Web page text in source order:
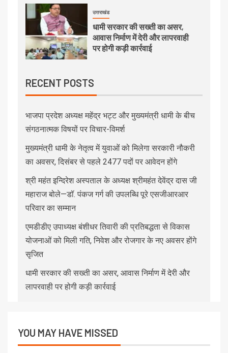
उत्तराखंड
धामी सरकार की सख्ती का असर,
आवास निर्माण में देरी और लापरवाही
पर होगी कड़ी कार्रवाई
RECENT POSTS
भाजपा प्रदेश अध्यक्ष महेंद्र भट्ट और मुख्यमंत्री धामी के बीच
संगठनात्मक विषयों पर विचार-विमर्श
मुख्यमंत्री धामी के नेतृत्व में युवाओं को मिलेगा सरकारी नौकरी
का अवसर, दिसंबर से पहले 2477 पदों पर आवेदन होंगे
श्री महंत इन्दिरेश अस्पताल के अध्यक्ष श्रीमहंत देवेंद्र दास जी
महाराज बोले—डॉ. पंकज गर्ग की उपलब्धि पूरे एसजीआरआर
परिवार का सम्मान
एमडीडीए उपाध्यक्ष बंशीधर तिवारी की प्रतिबद्धता से विकास
योजनाओं को मिली गति, निवेश और रोजगार के नए अवसर होंगे
सृजित
धामी सरकार की सख्ती का असर, आवास निर्माण में देरी और
लापरवाही पर होगी कड़ी कार्रवाई
YOU MAY HAVE MISSED